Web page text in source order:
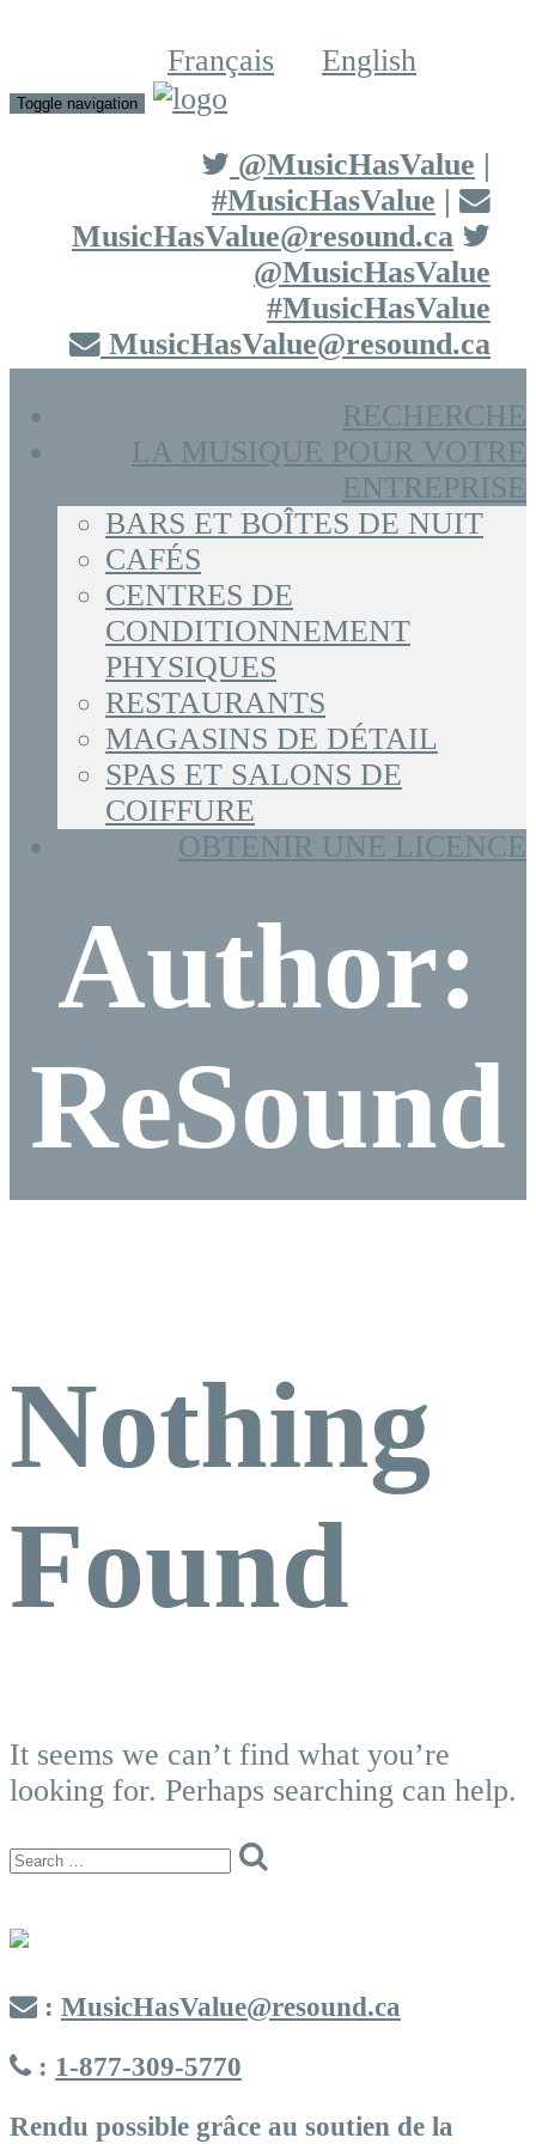
Français English
Toggle navigation
@MusicHasValue |
#MusicHasValue |
MusicHasValue@resound.ca
@MusicHasValue
#MusicHasValue
MusicHasValue@resound.ca
RECHERCHE
LA MUSIQUE POUR VOTRE
ENTREPRISE
BARS ET BOÎTES DE NUIT
CAFÉS
CENTRES DE
CONDITIONNEMENT
PHYSIQUES
RESTAURANTS
MAGASINS DE DÉTAIL
SPAS ET SALONS DE
COIFFURE
OBTENIR UNE LICENCE
Author:
ReSound
Nothing
Found
It seems we can’t find what you’re
looking for. Perhaps searching can help.
: MusicHasValue@resound.ca
: 1-877-309-5770
Rendu possible grâce au soutien de la